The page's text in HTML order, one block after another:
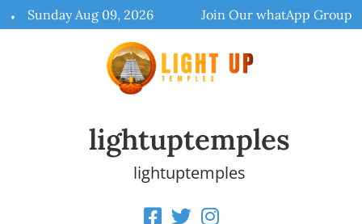
to
Sunday Aug 09, 2026 Join Our whatApp Group
lightuptemples
lightuptemples